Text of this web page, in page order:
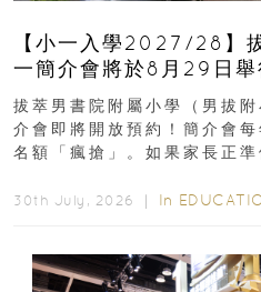
【小一入學2027/28】
一簡介會將於8月29日舉
｜更設有網上重溫
拔萃男書院附屬小學（男拔
介會即將開放預約！簡介會
名額「瘋搶」。如果家長正
30th July, 2026 ｜ In